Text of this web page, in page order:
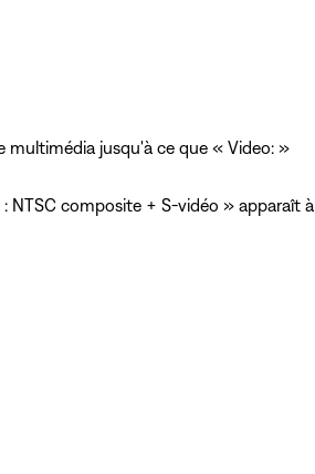
jusqu'à ce que « Video: »
NTSC composite + S-vidéo » apparaît à